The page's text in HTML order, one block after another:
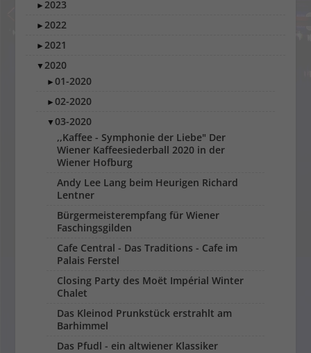
►2023
►2022
►2021
▼2020
►01-2020
►02-2020
▼03-2020
,,Kaffee - Symphonie der Liebe" Der
Wiener Kaffeesiederball 2020 in der
Wiener Hofburg
Andy Lee Lang beim Heurigen Richard
Lentner
Bürgermeisterempfang für Wiener
Faschingsgilden
Cafe Central - Das Traditions - Cafe im
Palais Ferstel
Closing Party des Moët Impérial Winter
Chalet
Das Kleinod Prunkstück erstrahlt am
Barhimmel
Das Pfudl - ein altwiener Klassiker